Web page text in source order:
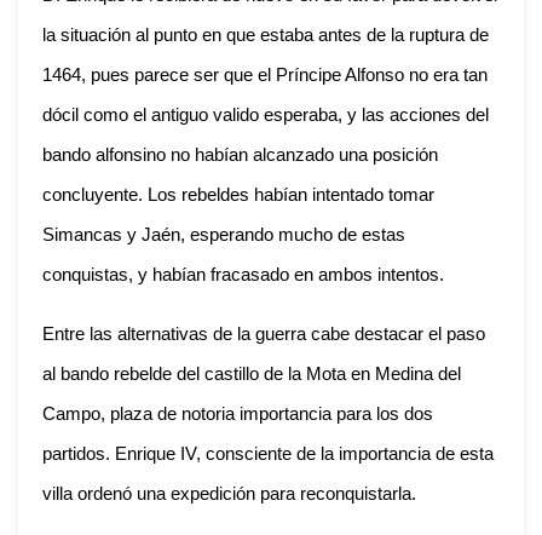
la situación al punto en que estaba antes de la ruptura de
1464, pues parece ser que el Príncipe Alfonso no era tan
dócil como el antiguo valido esperaba, y las acciones del
bando alfonsino no habían alcanzado una posición
concluyente. Los rebeldes habían intentado tomar
Simancas y Jaén, esperando mucho de estas
conquistas, y habían fracasado en ambos intentos.
Entre las alternativas de la guerra cabe destacar el paso
al bando rebelde del castillo de la Mota en Medina del
Campo, plaza de notoria importancia para los dos
partidos. Enrique IV, consciente de la importancia de esta
villa ordenó una expedición para reconquistarla.